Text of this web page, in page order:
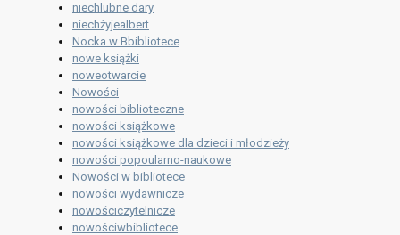
niechlubne dary
niechżyjealbert
Nocka w Bbibliotece
nowe książki
noweotwarcie
Nowości
nowości biblioteczne
nowości książkowe
nowości książkowe dla dzieci i młodzieży
nowości popoularno-naukowe
Nowości w bibliotece
nowości wydawnicze
nowościczytelnicze
nowościwbibliotece